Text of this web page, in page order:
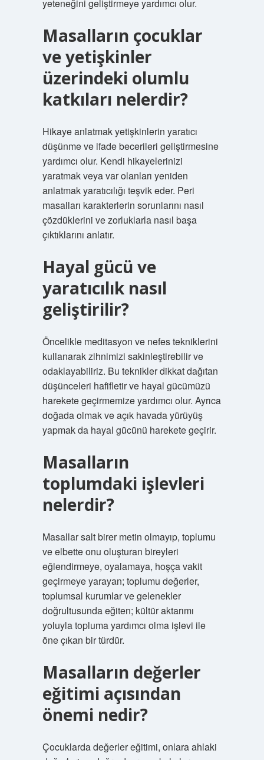
yeteneğini geliştirmeye yardımcı olur.
Masalların çocuklar
ve yetişkinler
üzerindeki olumlu
katkıları nelerdir?
Hikaye anlatmak yetişkinlerin yaratıcı
düşünme ve ifade becerileri geliştirmesine
yardımcı olur. Kendi hikayelerinizi
yaratmak veya var olanları yeniden
anlatmak yaratıcılığı teşvik eder. Peri
masalları karakterlerin sorunlarını nasıl
çözdüklerini ve zorluklarla nasıl başa
çıktıklarını anlatır.
Hayal gücü ve
yaratıcılık nasıl
geliştirilir?
Öncelikle meditasyon ve nefes tekniklerini
kullanarak zihnimizi sakinleştirebilir ve
odaklayabiliriz. Bu teknikler dikkat dağıtan
düşünceleri hafifletir ve hayal gücümüzü
harekete geçirmemize yardımcı olur. Ayrıca
doğada olmak ve açık havada yürüyüş
yapmak da hayal gücünü harekete geçirir.
Masalların
toplumdaki işlevleri
nelerdir?
Masallar salt birer metin olmayıp, toplumu
ve elbette onu oluşturan bireyleri
eğlendirmeye, oyalamaya, hoşça vakit
geçirmeye yarayan; toplumu değerler,
toplumsal kurumlar ve gelenekler
doğrultusunda eğiten; kültür aktarımı
yoluyla topluma yardımcı olma işlevi ile
öne çıkan bir türdür.
Masalların değerler
eğitimi açısından
önemi nedir?
Çocuklarda değerler eğitimi, onlara ahlaki